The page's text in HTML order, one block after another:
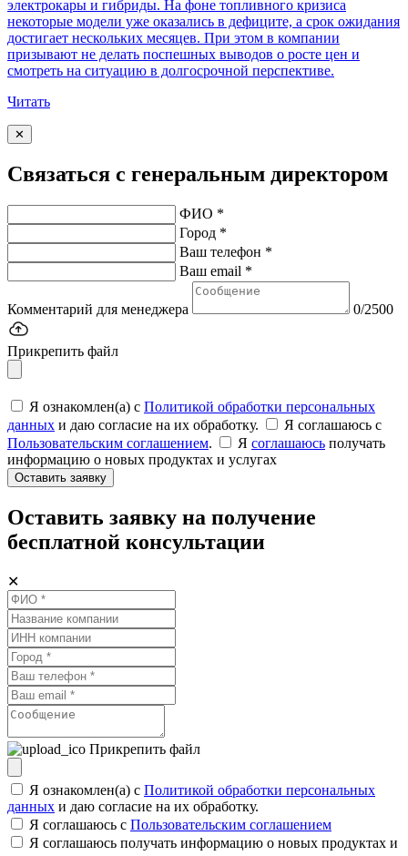
электрокары и гибриды. На фоне топливного кризиса
некоторые модели уже оказались в дефиците, а срок ожидания
достигает нескольких месяцев. При этом в компании
призывают не делать поспешных выводов о росте цен и
смотреть на ситуацию в долгосрочной перспективе.
Читать
✕
Связаться с генеральным директором
ФИО *
Город *
Ваш телефон *
Ваш email *
Комментарий для менеджера 0/2500
Прикрепить файл
Я ознакомлен(а) с Политикой обработки персональных
данных и даю согласие на их обработку.
Я соглашаюсь c
Пользовательским соглашением. Я соглашаюсь получать
информацию о новых продуктах и услугах
Оставить заявку
Оставить заявку на получение
бесплатной консультации
✕
Прикрепить файл
Я ознакомлен(а) с Политикой обработки персональных
данных и даю согласие на их обработку.
Я соглашаюсь c Пользовательским соглашением
Я соглашаюсь получать информацию о новых продуктах и